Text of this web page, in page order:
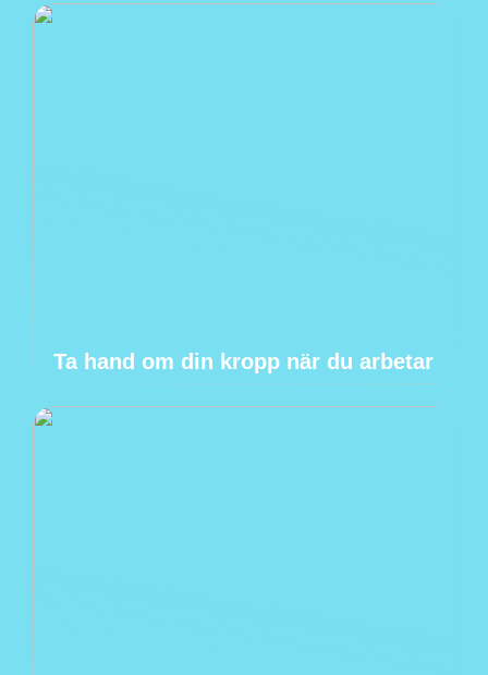
Ta hand om din kropp när du arbetar